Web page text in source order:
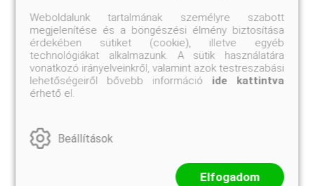
Weboldalunk tartalmának személyre szabott
megjelenítése és a böngészési élmény biztosítása
érdekében sütiket (cookie), illetve egyéb
technológiákat alkalmazunk. A sütik használatára
vonatkozó irányelveinkről, valamint azok testreszabási
lehetőségeiről bővebb információ ide kattintva
érhető el.
Beállítások
Elfogadom